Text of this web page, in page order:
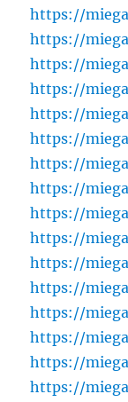
https://
https://
https://
https://
https://
https://
https://
https://
https://
https://
https://
https://
https://
https://
https://
https://